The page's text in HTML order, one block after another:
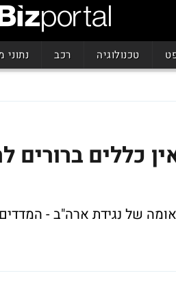
טכנולוגיה רכב
כללים ברורים
של נגידת ארה"ב -